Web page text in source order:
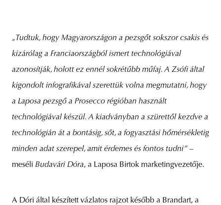
„Tudtuk, hogy Magyarországon a pezsgőt sokszor csakis és
kizárólag a Franciaországból ismert technológiával
azonosítják, holott ez ennél sokrétűbb műfaj. A Zsófi által
kigondolt infografikával szerettük volna megmutatni, hogy
a Laposa pezsgő a Prosecco régióban használt
technológiával készül. A kiadványban a szürettől kezdve a
technológián át a bontásig, sőt, a fogyasztási hőmérsékletig
minden adat szerepel, amit érdemes és fontos tudni” –
meséli Budavári Dóra, a Laposa Birtok marketingvezetője.
A Dóri által készített vázlatos rajzot később a Brandart, a